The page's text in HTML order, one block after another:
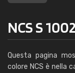
NCS S
Questa pagina
colore NCS è nella